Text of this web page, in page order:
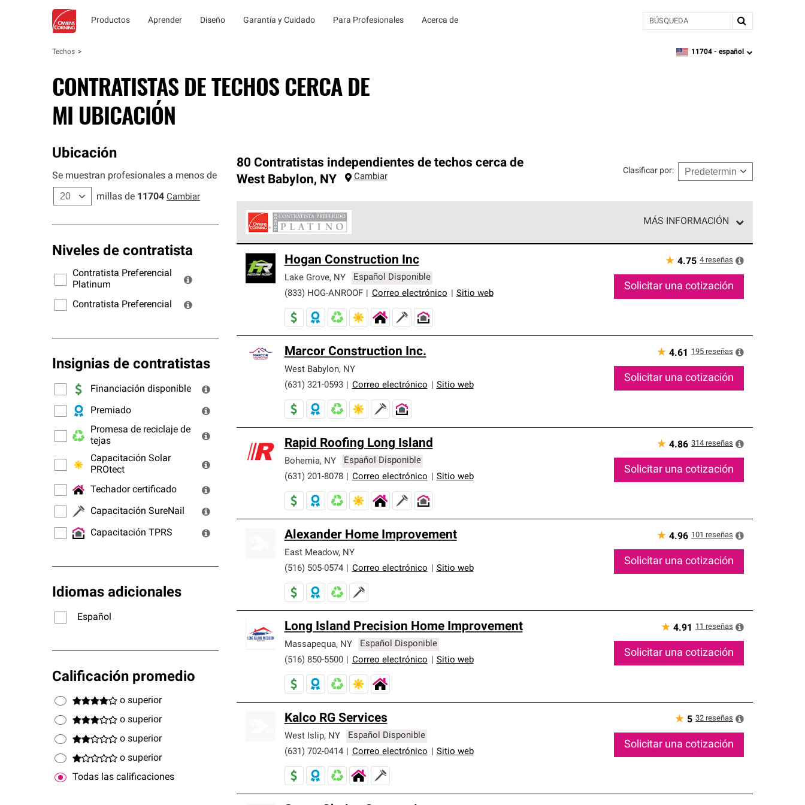
Productos Aprender Diseño Garantía y Cuidado Para Profesionales Acerca de BÚSQUEDA
Techos zipcode,language
11704 - español
CONTRATISTAS DE TECHOS CERCA DE
MI UBICACIÓN
Ubicación
Se muestran profesionales a menos de
millas de 11704 Cambiar
Niveles de contratista
Contratista Preferencial
Platinum
Contratista Preferencial
Insignias de contratistas
Financiación disponible
Premiado
Promesa de reciclaje de
tejas
Capacitación Solar
PROtect
Techador certificado
Capacitación SureNail
Capacitación TPRS
Idiomas adicionales
Español
Calificación promedio
o superior
o superior
o superior
o superior
Todas las calificaciones
80 Contratistas independientes de techos cerca de
West Babylon, NY Cambiar
Clasificar por:
MÁS INFORMACIÓN
cumplen con estándares estrictos de profesionalismo, confiabilidad y destreza incomparable. Solo ellos pueden
ofrecer nuestra mejor garantía de sistemas de techos.
Hogan Construction Inc
Lake Grove, NY
Español Disponible
(833) HOG-ANROOF
Correo electrónico Sitio web
★ 4.75 4 reseñas
Solicitar una cotización
Marcor Construction Inc.
West Babylon, NY
(631) 321-0593
Correo electrónico Sitio web
★ 4.61 195 reseñas
Solicitar una cotización
Rapid Roofing Long Island
Bohemia, NY
Español Disponible
(631) 201-8078
Correo electrónico Sitio web
★ 4.86 314 reseñas
Solicitar una cotización
Alexander Home Improvement
East Meadow, NY
(516) 505-0574
Correo electrónico Sitio web
★ 4.96 101 reseñas
Solicitar una cotización
Long Island Precision Home Improvement
Massapequa, NY
Español Disponible
(516) 850-5500
Correo electrónico Sitio web
★ 4.91 11 reseñas
Solicitar una cotización
Kalco RG Services
West Islip, NY
Español Disponible
(631) 702-0414
Correo electrónico Sitio web
★ 5 32 reseñas
Solicitar una cotización